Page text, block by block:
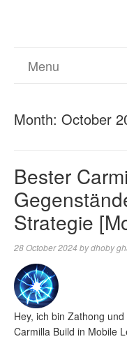
Menu
Month: October
Bester
Strategie
28 October 2024 bydhoby
Hey, ich bin Zathong
Carmilla Build in Mobile